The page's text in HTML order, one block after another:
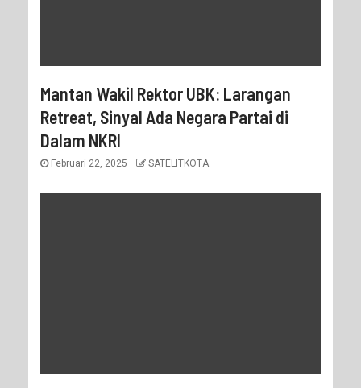
Mantan Wakil Rektor UBK: Larangan
Retreat, Sinyal Ada Negara Partai di
Dalam NKRI
Februari 22, 2025 SATELITKOTA